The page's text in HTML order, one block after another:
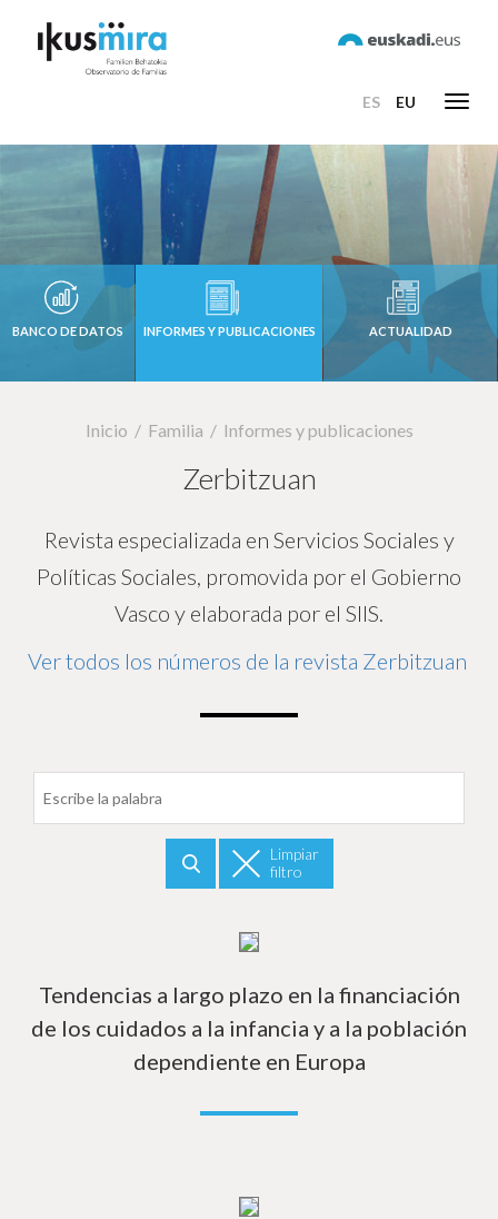
ES EU
BANCO DE DATOS INFORMES Y PUBLICACIONES ACTUALIDAD
Inicio Familia Informes y publicaciones
Zerbitzuan
Revista especializada en Servicios Sociales y
Políticas Sociales, promovida por el Gobierno
Vasco y elaborada por el SIIS.
Ver todos los números de la revista Zerbitzuan
Filtrar por fecha
Limpiar
filtro
Tendencias a largo plazo en la financiación
de los cuidados a la infancia y a la población
dependiente en Europa